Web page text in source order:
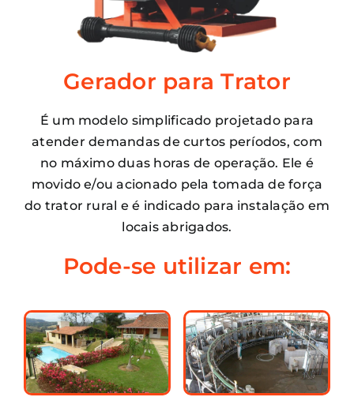
Gerador para Trator
É um modelo simplificado projetado para
atender demandas de curtos períodos, com
no máximo duas horas de operação. Ele é
movido e/ou acionado pela tomada de força
do trator rural e é indicado para instalação em
locais abrigados.
Pode-se utilizar em: